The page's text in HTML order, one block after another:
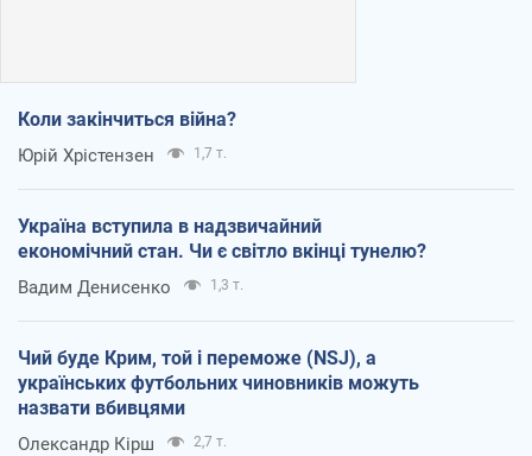
Коли закінчиться війна?
Юрій Хрістензен 1,7 т.
Україна вступила в надзвичайний
економічний стан. Чи є світло вкінці тунелю?
Вадим Денисенко 1,3 т.
Чий буде Крим, той і переможе (NSJ), а
українських футбольних чиновників можуть
назвати вбивцями
Олександр Кірш 2,7 т.